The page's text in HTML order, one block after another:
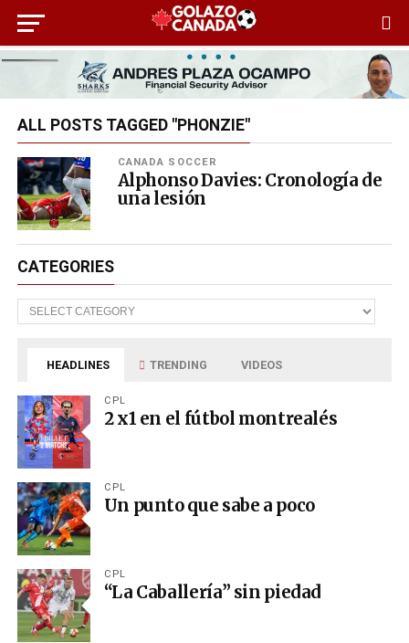
ALL POSTS TAGGED "PHONZIE"
CANADA SOCCER
Alphonso Davies: Cronología de
una lesión
CATEGORIES
Categories
HEADLINES TRENDING VIDEOS
CPL
2 x1 en el fútbol montrealés
CPL
Un punto que sabe a poco
CPL
“La Caballería” sin piedad